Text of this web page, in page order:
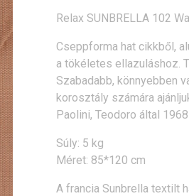
Relax SUNBRELLA 102
Cseppforma hat cikkből,
a tökéletes ellazuláshoz.
Szabadabb, könnyebben
korosztály számára
Paolini, Teodoro által
Súly: 5 kg
Méret: 85*120 cm
A francia Sunbrella textilt